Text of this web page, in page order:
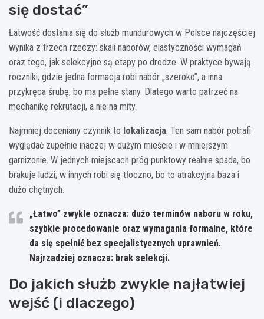
się dostać”
Łatwość dostania się do służb mundurowych w Polsce najczęściej
wynika z trzech rzeczy: skali naborów, elastyczności wymagań
oraz tego, jak selekcyjne są etapy po drodze. W praktyce bywają
roczniki, gdzie jedna formacja robi nabór „szeroko”, a inna
przykręca śrubę, bo ma pełne stany. Dlatego warto patrzeć na
mechanikę rekrutacji, a nie na mity.
Najmniej doceniany czynnik to lokalizacja. Ten sam nabór potrafi
wyglądać zupełnie inaczej w dużym mieście i w mniejszym
garnizonie. W jednych miejscach próg punktowy realnie spada, bo
brakuje ludzi; w innych robi się tłoczno, bo to atrakcyjna baza i
dużo chętnych.
„Łatwo” zwykle oznacza: dużo terminów naboru w roku,
szybkie procedowanie oraz wymagania formalne, które
da się spełnić bez specjalistycznych uprawnień.
Najrzadziej oznacza: brak selekcji.
Do jakich służb zwykle najłatwiej
wejść (i dlaczego)